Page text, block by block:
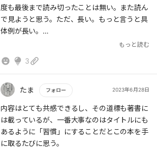
それを念頭において今日という一日を始めるこ
とである。
> この習慣を身につけるには、「個人のミッシ
ョンステートメント」を書くのが効果的だ。
> これは、(1)どのような人間になりたいのか
て(3)それらの土台となる価値観と原則を書
く。
> あくまで、土台におくべきなのは、公平さ、
誠実さなど、あなたが最も大切にしたい価値観
だ。
ゴールイメージを描くこと。最後にどうなって
度も最後まで読み切ったことは無い。また読ん
で見ようと思う。ただ、長い。もっと言うと具
体例が長い。
まぁこの本はちゃんと読むべき本ということは
もっと読む
3
たま フォロー 2023年6月28日
もっと読む
内容はとても共感できるし、その道標も著書に
は載っているが、一番大事なのはタイトルにも
あるように「習慣」にすることだとこの本を手
に取るたびに思う。